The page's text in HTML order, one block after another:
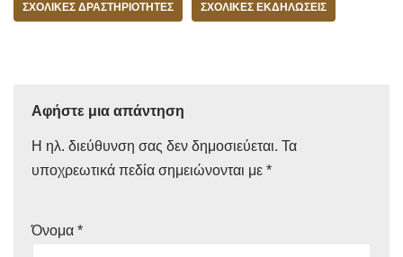
ΣΧΟΛΙΚΈΣ ΔΡΑΣΤΗΡΙΌΤΗΤΕΣ ΣΧΟΛΙΚΈΣ ΕΚΔΗΛΏΣΕΙΣ
Αφήστε μια απάντηση
Η ηλ. διεύθυνση σας δεν δημοσιεύεται. Τα
υποχρεωτικά πεδία σημειώνονται με *
Όνομα *